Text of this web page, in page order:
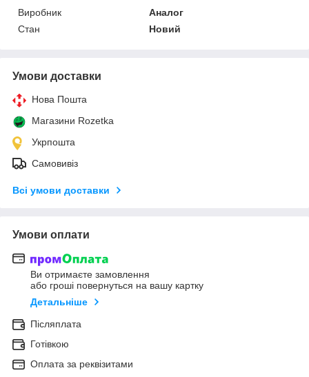
Виробник
Аналог
Стан
Новий
Умови доставки
Нова Пошта
Магазини Rozetka
Укрпошта
Самовивіз
Всі умови доставки
Умови оплати
Ви отримаєте замовлення
або гроші повернуться на вашу картку
Детальніше
Післяплата
Готівкою
Оплата за реквізитами